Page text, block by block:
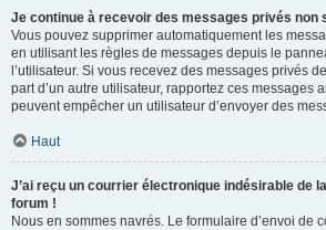
Je continue à recevoir des messages privés non
Vous pouvez supprimer automatiquement les
en utilisant les règles de messages depuis le
l’utilisateur. Si vous recevez des messages privés
part d’un autre utilisateur, rapportez ces messages
peuvent empêcher un utilisateur d’envoyer des
Haut
J’ai reçu un courrier électronique indésirable de
forum !
Nous en sommes navrés. Le formulaire d’envoi de